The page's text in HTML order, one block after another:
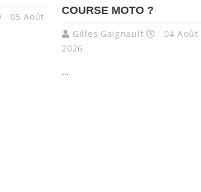
05 Août
COURSE MOTO ?
Gilles Gaignault
04 Août
2026
...